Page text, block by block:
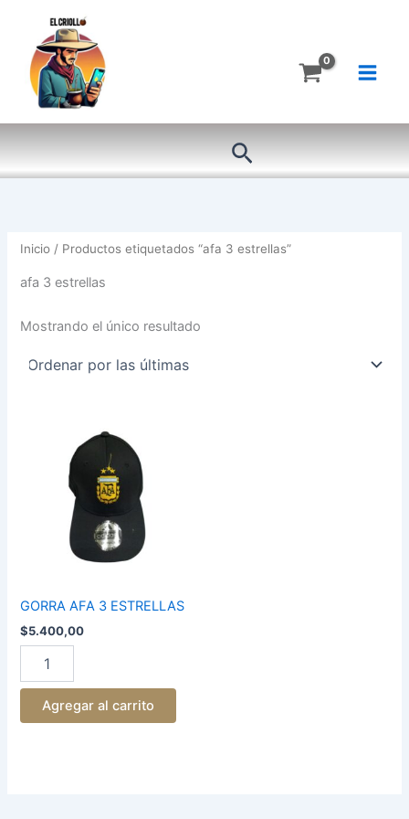
contenido
Buscar
Inicio / Productos etiquetados “afa 3 estrellas”
afa 3 estrellas
Mostrando el único resultado
GORRA AFA 3 ESTRELLAS
$5.400,00
ESTRELLAS
cantidad
Agregar al carrito